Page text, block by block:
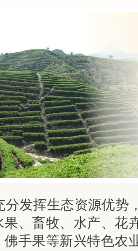
分发挥生态资源优势
果、畜牧、水产、花
佛手果等新兴特色农